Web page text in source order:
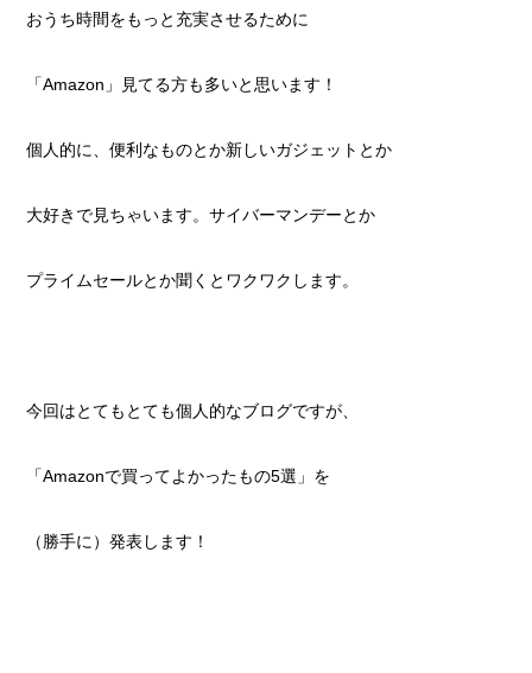
おうち時間をもっと充実させるために
「Amazon」見てる方も多いと思います！
個人的に、便利なものとか新しいガジェットとか
大好きで見ちゃいます。サイバーマンデーとか
プライムセールとか聞くとワクワクします。
今回はとてもとても個人的なブログですが、
「Amazonで買ってよかったもの5選」を
（勝手に）発表します！